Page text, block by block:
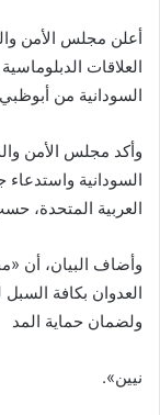
أعلن مجلس الأمن
العلاقات
السودانية من
وأكد مجلس الأمن
السودانية واستدعاء
العربية المتحدة،
وأضاف البيان، أن
العدوان بكافة
ولضمان حماية المد
نيين».